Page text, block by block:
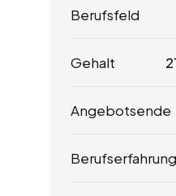
Berufsfeld
Gehalt
Angebotsende
Berufserfahrung